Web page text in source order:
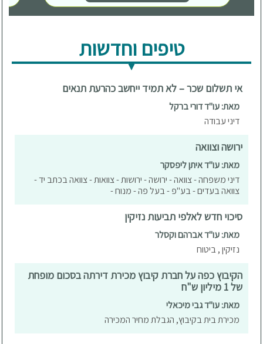
טיפים וחדשות
אי תשלום שכר – לא תמיד ייחשב כהרעת תנאים
מאת: עו"ד דורי ברקל
דיני עבודה
ירושה וצוואה
מאת: עו"ד איתן ליפסקר
דיני משפחה - צוואה - ירושה - ירושות - צוואות - צוואה בכתב יד -
צוואה בעדים - בע"פ - בעל פה - מנוח -
סיכוי חדש לאלפי תביעות נזיקין
מאת: עו"ד אברהם וקסלר
נזיקין , ביטוח
הקיבוץ כפה על חברת קיבוץ מכירת דירתה בסכום מופחת
של 1 מיליון ש"ח
מאת: עו"ד גבי מיכאלי
מכירת בית בקיבוץ, הגבלת מחיר המכירה